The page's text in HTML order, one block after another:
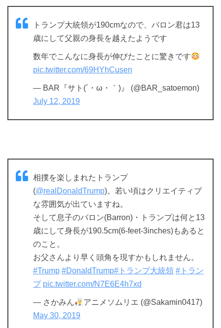
トランプ大統領が190cmなので、バロン君は13
歳にして父親の身長を越えたようです
数年でこんなに身長が伸びたことに驚きです
pic.twitter.com/69HYhCusen
— BAR『サト(´・ω・｀)』 (@BAR_satoemon)
July 12, 2019
相撲を楽しまれたトランプ
(@realDonaldTrump)。若い頃はクリエイティブ
な雰囲気が出ていますね。
そして息子のバロン(Barron)・トランプは何と13
歳にして身長が190.5cm(6-feet-3inches)もあると
のこと。
お父さんより早く頭角を現すかもしれません。
#Trump #DonaldTrump#トランプ大統領 #トラン
プ pic.twitter.com/N7E6E4h7xd
— さかみん
アニメソムリエ (@Sakamin0417)
May 30, 2019